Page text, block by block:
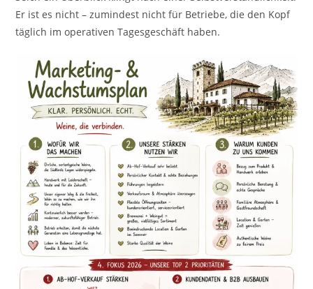
Er ist es nicht – zumindest nicht für Betriebe, die den Kopf
täglich im operativen Tagesgeschäft haben.